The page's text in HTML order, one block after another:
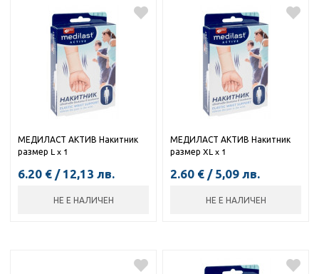
МЕДИЛАСТ АКТИВ Накитник
размер L x 1
6.20 € / 12,13 лв.
НЕ Е НАЛИЧЕН
МЕДИЛАСТ АКТИВ Накитник
размер XL x 1
2.60 € / 5,09 лв.
НЕ Е НАЛИЧЕН